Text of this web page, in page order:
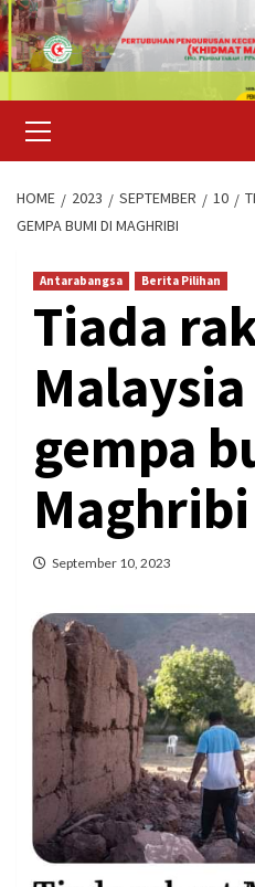
Skip
to
content
Menu
HOME 2023 SEPTEMBER 10
GEMPA BUMI DI MAGHRIBI
Antarabangsa Berita Pilihan
Tiada
gempa
Maghribi
September 10, 2023